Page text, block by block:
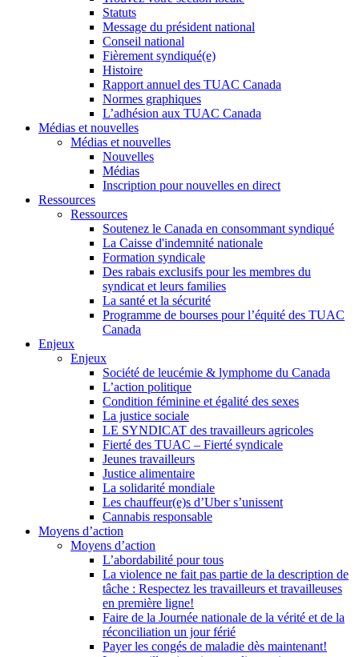
Statuts
Message du président national
Conseil national
Fièrement syndiqué(e)
Histoire
Rapport annuel des TUAC Canada
Normes graphiques
L’adhésion aux TUAC Canada
Médias et nouvelles
Médias et nouvelles
Nouvelles
Médias
Inscription pour nouvelles en direct
Ressources
Ressources
Soutenez le Canada en consommant syndiqué
La Caisse d'indemnité nationale
Formation syndicale
Des rabais exclusifs pour les membres du
syndicat et leurs families
La santé et la sécurité
Programme de bourses pour l’équité des TUAC
Canada
Enjeux
Enjeux
Société de leucémie & lymphome du Canada
L’action politique
Condition féminine et égalité des sexes
La justice sociale
LE SYNDICAT des travailleurs agricoles
Fierté des TUAC – Fierté syndicale
Jeunes travailleurs
Justice alimentaire
La solidarité mondiale
Les chauffeur(e)s d’Uber s’unissent
Cannabis responsable
Moyens d’action
Moyens d’action
L’abordabilité pour tous
La violence ne fait pas partie de la description de
tâche : Respectez les travailleurs et travailleuses
en première ligne!
Faire de la Journée nationale de la vérité et de la
réconciliation un jour férié
Payer les congés de maladie dès maintenant!